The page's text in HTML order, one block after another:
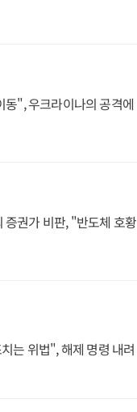
", 우크라이나의 공격에
증권가 비판, "반도체 호황
는 위법", 해제 명령 내려